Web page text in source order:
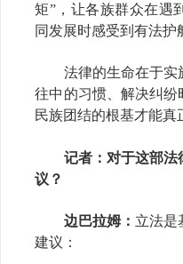
矩”，让各族群众在遇
同发展时感受到有法护
法律的生命在于实
往中的习惯、解决纠纷
民族团结的根基才能真
记者：对于这部法
议？
边巴拉姆： 立法是
建议：